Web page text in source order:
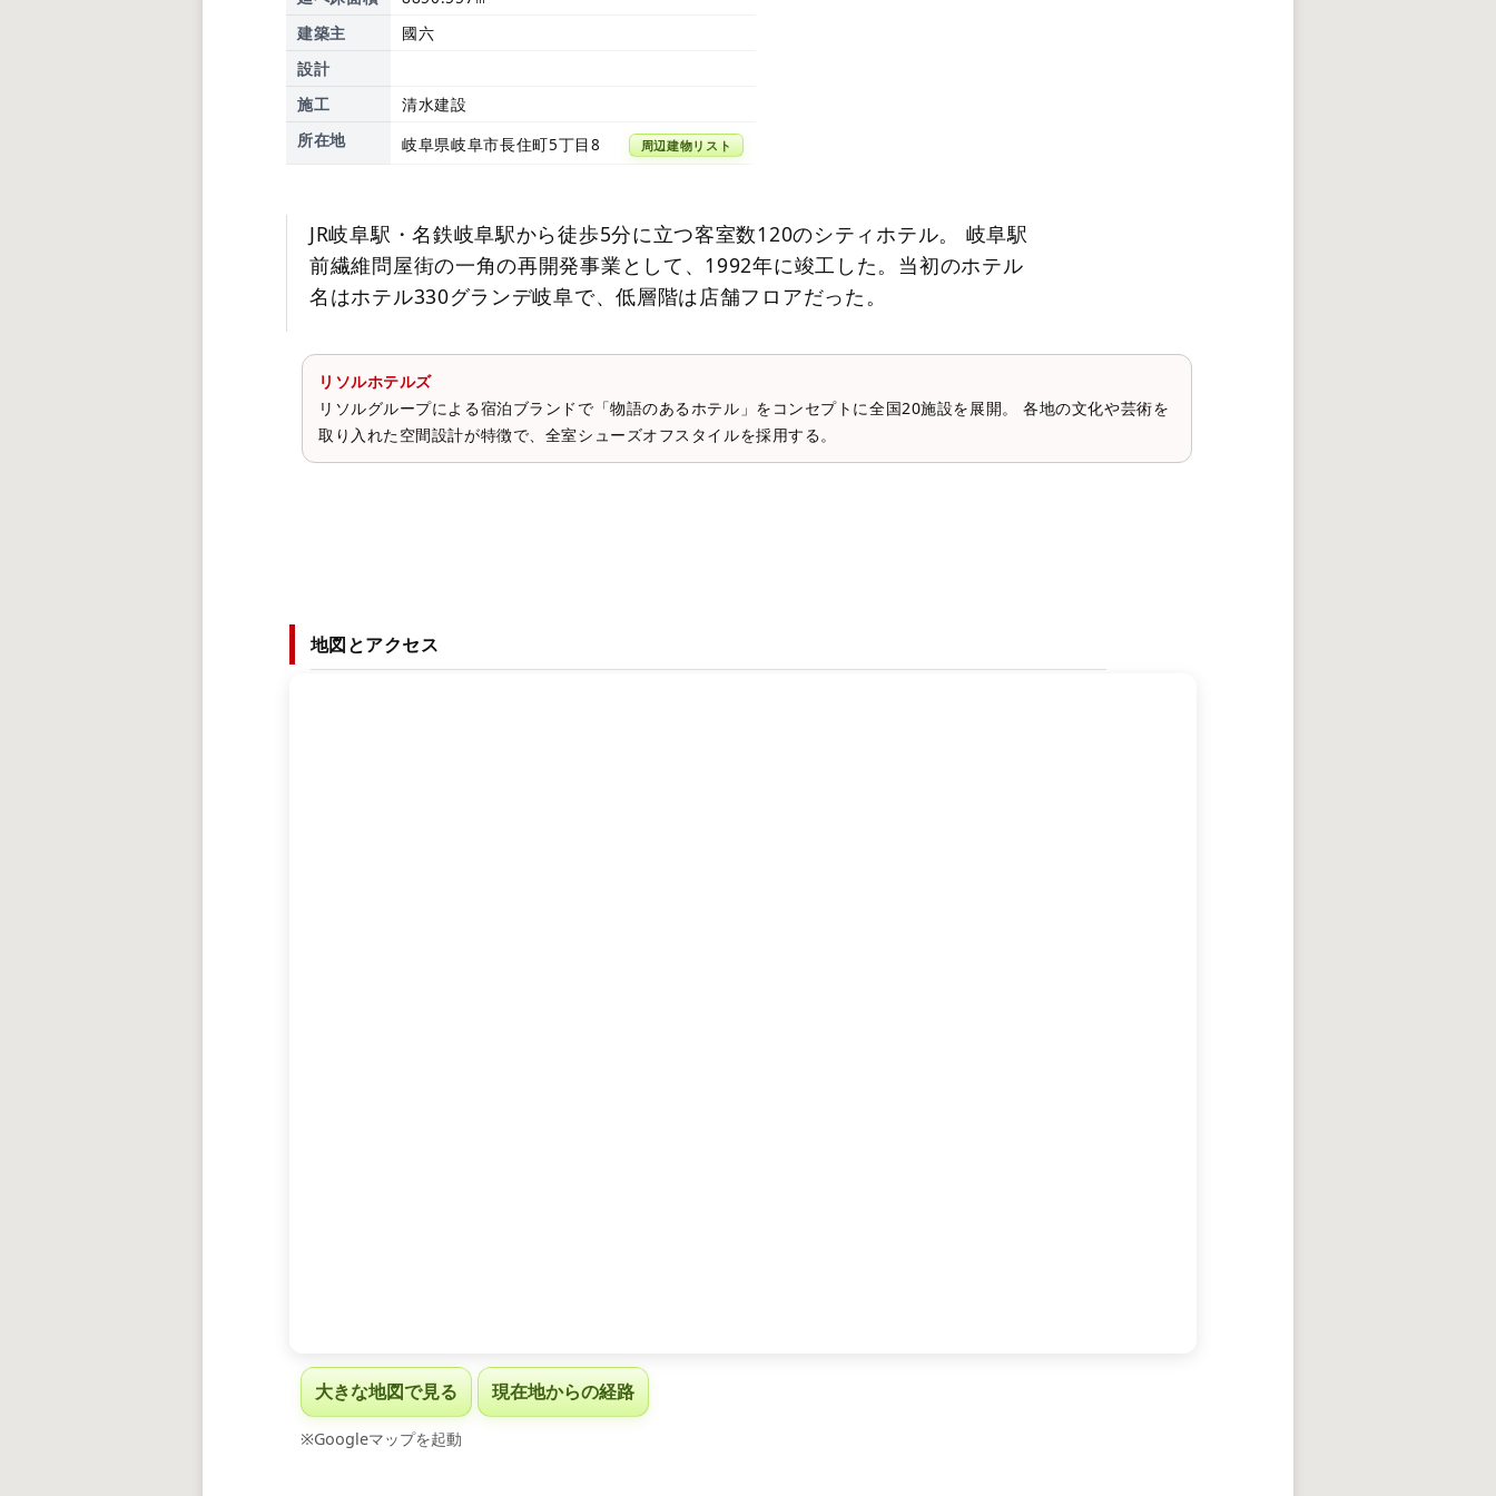
建築主
國六
設計
施工
清水建設
所在地
岐阜県岐阜市長住町5丁目8 周辺建物リスト
JR岐阜駅・名鉄岐阜駅から徒歩5分に立つ客室数120のシティホテル。 岐阜駅
前繊維問屋街の一角の再開発事業として、1992年に竣工した。当初のホテル
名はホテル330グランデ岐阜で、低層階は店舗フロアだった。
リソルホテルズ
リソルグループによる宿泊ブランドで「物語のあるホテル」をコンセプトに全国20施設を展開。 各地の文化や芸術を
取り入れた空間設計が特徴で、全室シューズオフスタイルを採用する。
地図とアクセス
大きな地図で見る 現在地からの経路
※Googleマップを起動